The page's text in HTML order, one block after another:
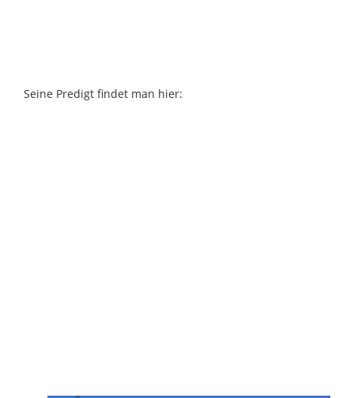
Seine Predigt findet man hier: